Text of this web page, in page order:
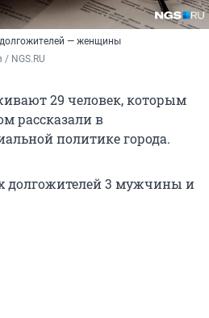
— женщины
NGS.RU
29 человек, которым
рассказали в
политике города.
долгожителей 3 мужчины и